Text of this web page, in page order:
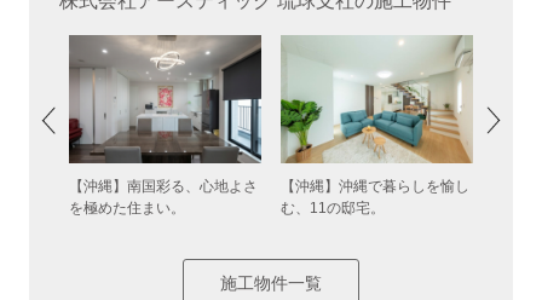
【沖縄】南国彩る、心地よさ
を極めた住まい。
【沖縄】沖縄で暮らしを愉し
む、11の邸宅。
施工物件一覧